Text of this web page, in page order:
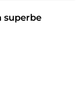
superbe